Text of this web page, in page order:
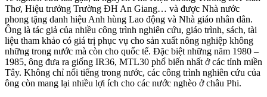
Thơ, Hiệu trưởng Trường ĐH An Giang… và được Nhà nước
phong tặng danh hiệu Anh hùng Lao động và Nhà giáo nhân dân.
Ông là tác giả của nhiều công trình nghiên cứu, giáo trình, sách, tài
liệu tham khảo có giá trị phục vụ cho sản xuất nông nghiệp không
những trong nước mà còn cho quốc tế. Đặc biệt những năm 1980 –
1985, ông đưa ra giống IR36, MTL30 phổ biến nhất ở các tỉnh miền
Tây. Không chỉ nổi tiếng trong nước, các công trình nghiên cứu của
ông còn mang lại nhiều lợi ích cho các nước nghèo ở châu Phi.